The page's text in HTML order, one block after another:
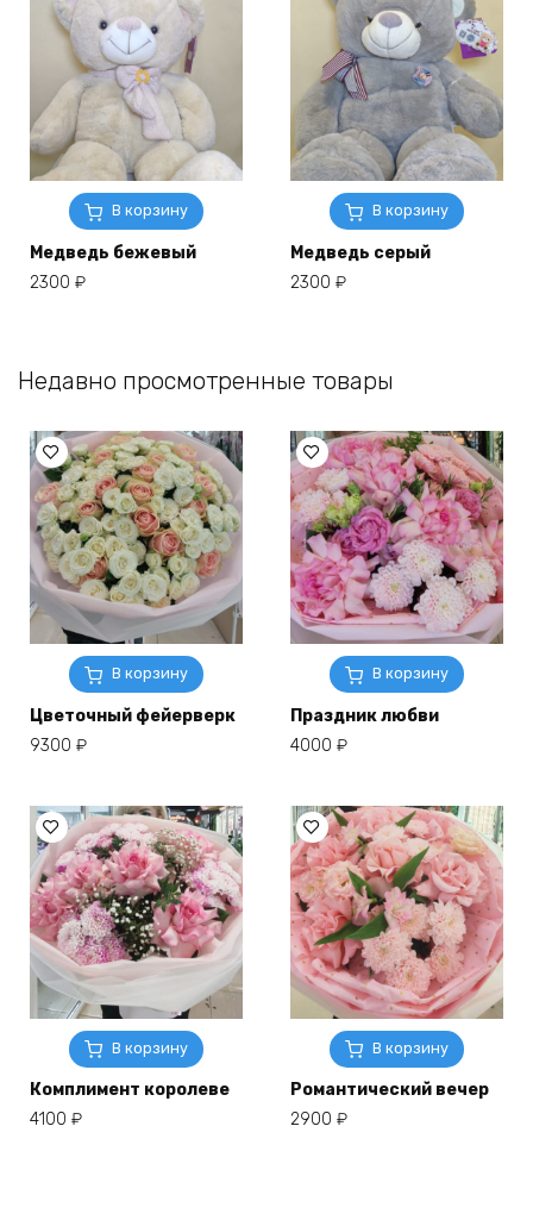
В корзину
Медведь бежевый
2300 ₽
В корзину
Медведь серый
2300 ₽
Недавно просмотренные товары
В корзину
Цветочный фейерверк
9300 ₽
В корзину
Праздник любви
4000 ₽
В корзину
Комплимент королеве
4100 ₽
В корзину
Романтический вечер
2900 ₽